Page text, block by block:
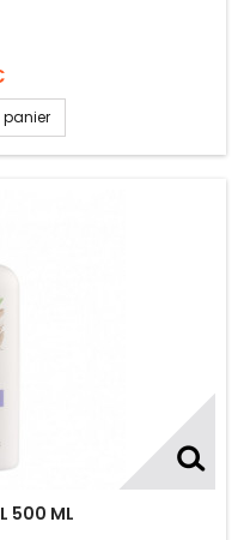
panier
500 ML